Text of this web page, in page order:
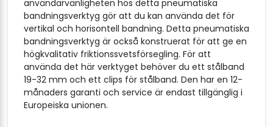
användarvänligheten hos detta pneumatiska
bandningsverktyg gör att du kan använda det för
vertikal och horisontell bandning. Detta pneumatiska
bandningsverktyg är också konstruerat för att ge en
högkvalitativ friktionssvetsförsegling. För att
använda det här verktyget behöver du ett stålband
19-32 mm och ett clips för stålband. Den har en 12-
månaders garanti och service är endast tillgänglig i
Europeiska unionen.